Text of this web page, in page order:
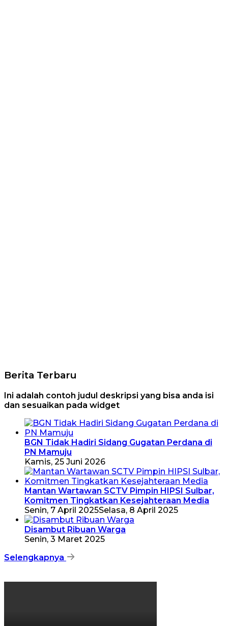
Berita Terbaru
Ini adalah contoh judul deskripsi yang bisa anda isi
dan sesuaikan pada widget
BGN Tidak Hadiri Sidang Gugatan Perdana di
PN Mamuju
Kamis, 25 Juni 2026
Mantan Wartawan SCTV Pimpin HIPSI Sulbar,
Komitmen Tingkatkan Kesejahteraan Media
Senin, 7 April 2025Selasa, 8 April 2025
Disambut Ribuan Warga
Senin, 3 Maret 2025
Selengkapnya